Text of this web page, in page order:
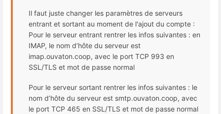
Il faut juste changer les paramètres de serveurs
entrant et sortant au moment de l'ajout du compte :
Pour le serveur entrant rentrer les infos suivantes : en
IMAP, le nom d’hôte du serveur est
imap.ouvaton.coop, avec le port TCP 993 en
SSL/TLS et mot de passe normal
Pour le serveur sortant rentrer les infos suivantes : le
nom d’hôte du serveur est smtp.ouvaton.coop, avec
le port TCP 465 en SSL/TLS et mot de passe normal